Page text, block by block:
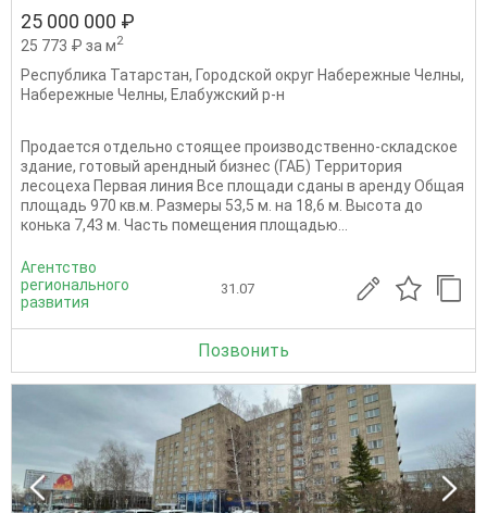
25 000 000 ₽
25 773 ₽ за м2
Республика Татарстан, Городской округ Набережные Челны,
Набережные Челны, Елабужский р-н
Продается отдельно стоящее производственно-складское
здание, готовый арендный бизнес (ГАБ) Территория
лесоцеха Первая линия Все площади сданы в аренду Общая
площадь 970 кв.м. Размеры 53,5 м. на 18,6 м. Высота до
конька 7,43 м. Часть помещения площадью...
Агентство
регионального
развития
31.07
Позвонить